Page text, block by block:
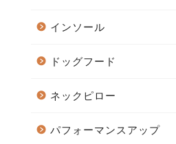
インソール
ドッグフード
ネックピロー
パフォーマンスアップ